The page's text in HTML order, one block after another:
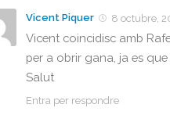
Vicent Piquer 8 octubre,
Vicent coincidisc amb
per a obrir gana, ja es
Salut
Entra per respondre